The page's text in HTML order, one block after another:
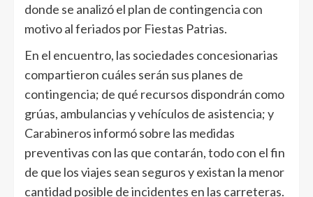
donde se analizó el plan de contingencia con
motivo al feriados por Fiestas Patrias.
En el encuentro, las sociedades concesionarias
compartieron cuáles serán sus planes de
contingencia; de qué recursos dispondrán como
grúas, ambulancias y vehículos de asistencia; y
Carabineros informó sobre las medidas
preventivas con las que contarán, todo con el fin
de que los viajes sean seguros y existan la menor
cantidad posible de incidentes en las carreteras.